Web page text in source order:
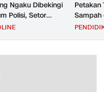
Ngaku Dibekingi
Polisi, Setor
Juta Per Bulan Lalu
Petakan
Sampah
untuk